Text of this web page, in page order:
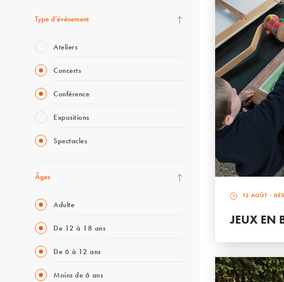
Type d’événement
Ateliers
Concerts
Conférence
Expositions
Spectacles
Âges
Adulte
De 12 à 18 ans
De 6 à 12 ans
Moins de 6 ans
12 AOÛT -
JEUX EN